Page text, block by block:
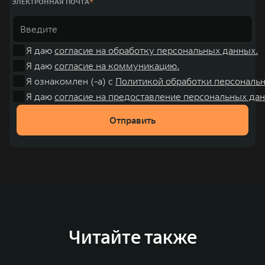
Я даю согласие на обработку персональных данных.
Я даю согласие на коммуникацию.
Я ознакомлен (-а) с Политикой обработки
Я даю согласие на предоставление персональных
Отправить
Читайте также